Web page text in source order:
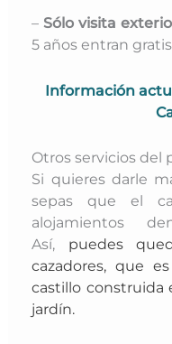
– Sólo visita
5 años entran gratis
Información
Otros servicios del
Si quieres darle
sepas que el
alojamientos
Así, puedes
cazadores, que
castillo construida
jardín.